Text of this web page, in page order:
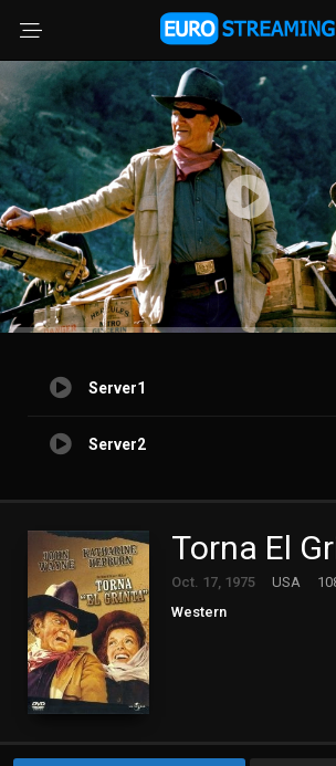
Server1
Server2
Torna El
Oct. 17, 1975 USA
Western